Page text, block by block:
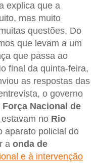
explica que a
mas muito
questões. Do
que levam a um
que passa ao
final da quinta-feira,
as respostas das
o governo
Força Nacional de
no Rio
aparato policial do
a onda de
e à intervenção